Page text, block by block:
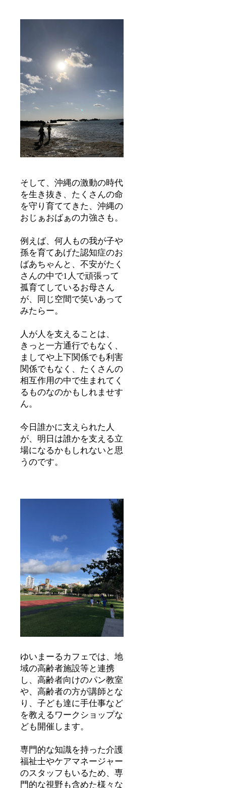
そして、沖縄の激動の時代
を生き抜き、たくさんの命
を守り育ててきた、沖縄の
おじぁおばぁの力強さも。
例えば、何人もの我が子や
孫を育てあげた認知症のお
ばあちゃんと、不安がたく
さんの中で1人で頑張って
孤育てしているお母さん
が、同じ空間で笑いあって
みたらー。
人が人を支えることは、
きっと一方通行でもなく、
ましてや上下関係でも利害
関係でもなく、たくさんの
相互作用の中で生まれてく
るものなのかもしれませす
ん。
今日誰かに支えられた人
が、明日は誰かを支える立
場になるかもしれないと思
うのです。
ゆいまーるカフェでは、地
域の高齢者施設等と連携
し、高齢者向けのパン教室
や、高齢者の方が講師とな
り、子ども達に手仕事など
を教えるワークショップな
ども開催します。
専門的な知識を持った介護
福祉士やケアマネージャー
のスタッフもいるため、専
門的な視野も含めた様々な